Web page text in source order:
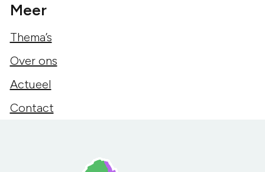
Meer
Thema’s
Over ons
Actueel
Contact